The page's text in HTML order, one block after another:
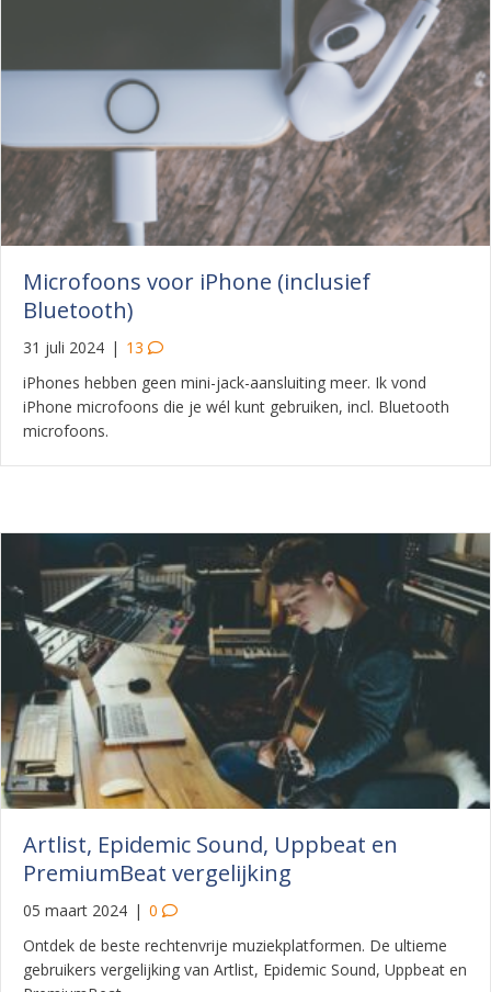
Microfoons voor iPhone (inclusief
Bluetooth)
31 juli 2024 | 13
iPhones hebben geen mini-jack-aansluiting meer. Ik vond
iPhone microfoons die je wél kunt gebruiken, incl. Bluetooth
microfoons.
Artlist, Epidemic Sound, Uppbeat en
PremiumBeat vergelijking
05 maart 2024 | 0
Ontdek de beste rechtenvrije muziekplatformen. De ultieme
gebruikers vergelijking van Artlist, Epidemic Sound, Uppbeat en